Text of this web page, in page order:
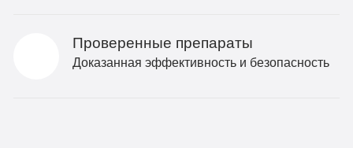
Проверенные препараты
Доказанная эффективность и безопасность